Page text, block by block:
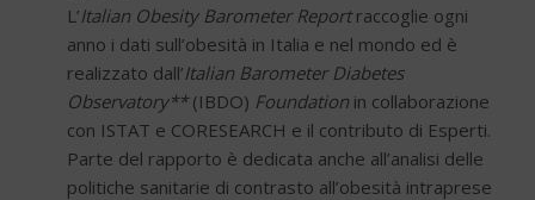
L’Italian Obesity Barometer Reportraccoglie ogni
anno i dati sull’obesità in Italia e nel mondo ed è
realizzato dall’Italian Barometer Diabetes
Observatory**(IBDO) Foundationin collaborazione
con ISTAT e CORESEARCH e il contributo di Esperti.
Parte del rapporto è dedicata anche all’analisi delle
politiche sanitarie di contrasto all’obesità intraprese